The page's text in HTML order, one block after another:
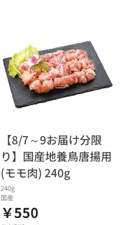
【8/7～9お届け分限
り】国産地養鳥唐揚用
(モモ肉) 240g
240g
国産
￥550